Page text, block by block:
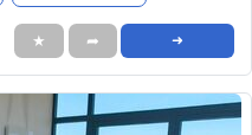
★ ➦ ➜